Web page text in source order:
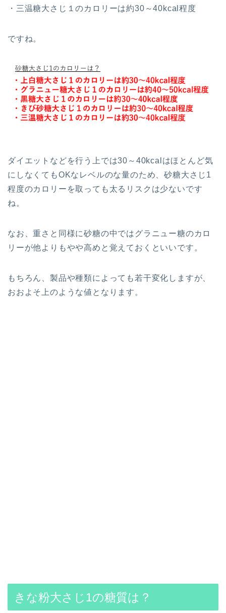
・三温糖大さじ１のカロリーは約30～40kcal程度
ですね。
ダイエットなどを行う上では30～40kcalはほとんど気
にしなくてもOKなレベルのな量のため、砂糖大さじ1
程度のカロリーを取っても太るリスクは少ないです
ね。
なお、重さと同様に砂糖の中ではグラニュー糖のカロ
リーが他よりもやや高めと覚えておくといいです。
もちろん、製品や種類によっても若干変化しますが、
おおよそ上のような値となります。
きな粉大さじ1の糖質は？